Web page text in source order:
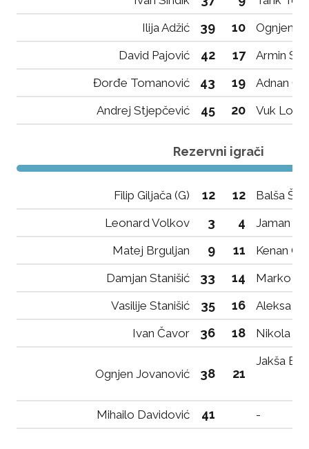
Ilija Adžić
39 10
Ognjen
David Pajović
42 17
Armin
Đorđe Tomanović
43 19
Adnan
Andrej Stjepčević
45 20 Vuk
Rezervni igrači
Filip Giljača (G) 12 12
Balša
Leonard Volkov
3 4
Jaman
Matej Brguljan
9 11
Kenan
Damjan Stanišić
33 14
Marko
Vasilije Stanišić
35 16
Aleksa
Ivan Čavor
36 18 Nikola
Ognjen Jovanović 38 21
Jakša
Mihailo Davidović 41 -